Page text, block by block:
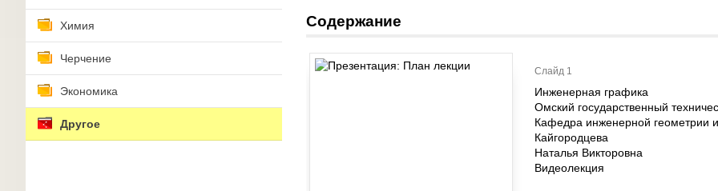
Химия
Черчение
Экономика
Другое
Содержание
Слайд 1
Инженерная графика
Омский государственный
Кафедра инженерной геометрии
Кайгородцева
Наталья Викторовна
Видеолекция